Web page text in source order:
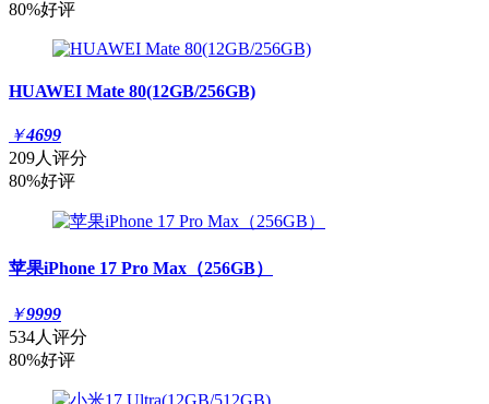
80%好评
HUAWEI Mate 80(12GB/256GB)
￥4699
209人评分
80%好评
苹果iPhone 17 Pro Max（256GB）
￥9999
534人评分
80%好评